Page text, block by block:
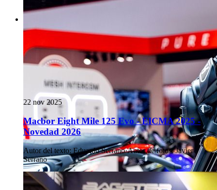
22 nov 2025
Macbor Eight Mile 125 Evo - EICMA 2025 -
Novedad 2026
Autor del texto: Eduardo Serrano·Autor de fotos: Javier
Serrano